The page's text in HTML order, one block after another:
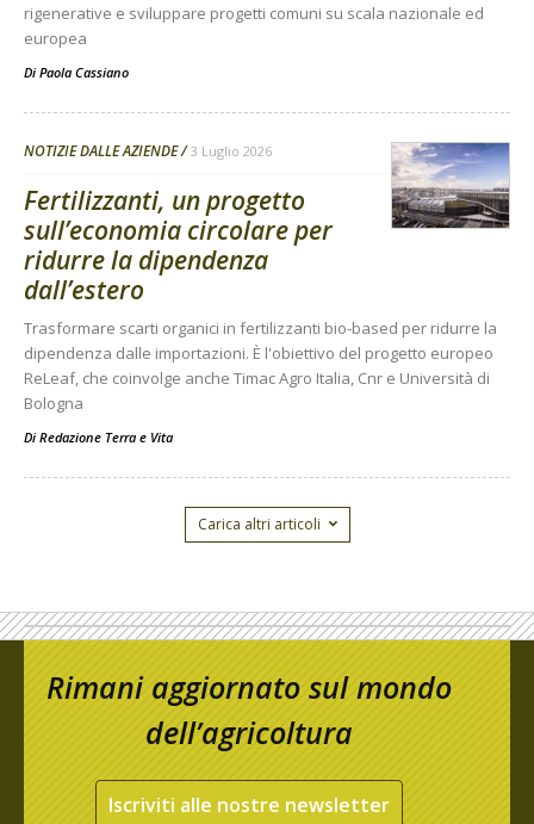
rigenerative e sviluppare progetti comuni su scala nazionale ed
europea
Di Paola Cassiano
NOTIZIE DALLE AZIENDE 3 Luglio 2026
Fertilizzanti, un progetto
sull’economia circolare per
ridurre la dipendenza
dall’estero
Trasformare scarti organici in fertilizzanti bio-based per ridurre la
dipendenza dalle importazioni. È l'obiettivo del progetto europeo
ReLeaf, che coinvolge anche Timac Agro Italia, Cnr e Università di
Bologna
Di Redazione Terra e Vita
Carica altri articoli
Rimani aggiornato sul mondo
dell’agricoltura
Iscriviti alle nostre newsletter